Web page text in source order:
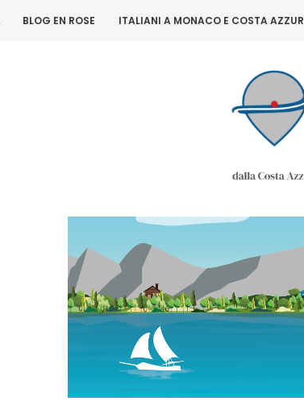
BLOG EN ROSE ITALIANI A MONACO E COSTA